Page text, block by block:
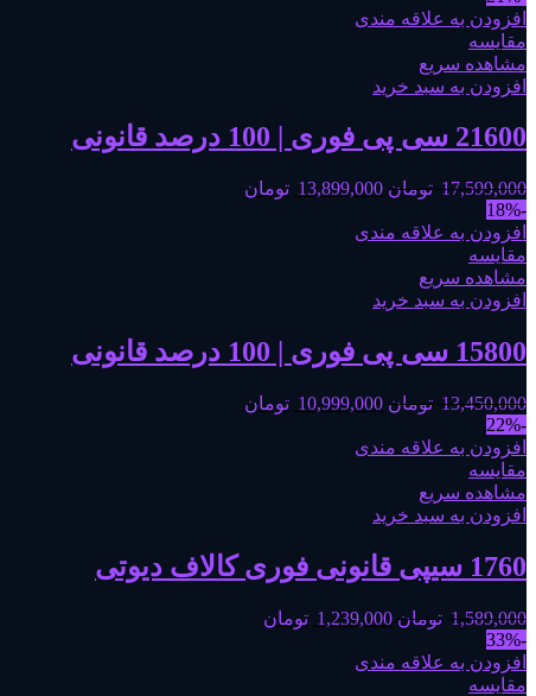
افزودن به علاقه مندی
مقایسه
مشاهده سریع
افزودن به سبد خرید
21600 سی پی فوری | 100 درصد قانونی
17,599,000 تومان 13,899,000 تومان
-18%
افزودن به علاقه مندی
مقایسه
مشاهده سریع
افزودن به سبد خرید
15800 سی پی فوری | 100 درصد قانونی
13,450,000 تومان 10,999,000 تومان
-22%
افزودن به علاقه مندی
مقایسه
مشاهده سریع
افزودن به سبد خرید
1760 سیپی قانونی فوری کالاف دیوتی
1,589,000 تومان 1,239,000 تومان
-33%
افزودن به علاقه مندی
مقایسه